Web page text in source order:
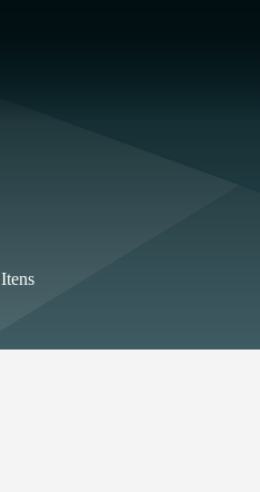
Itens